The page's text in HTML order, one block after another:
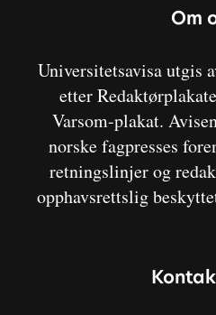
Om
Universitetsavisa utgis
etter
Varsom-plakat.
norske fagpresses
retningslinjer og
opphavsrettslig